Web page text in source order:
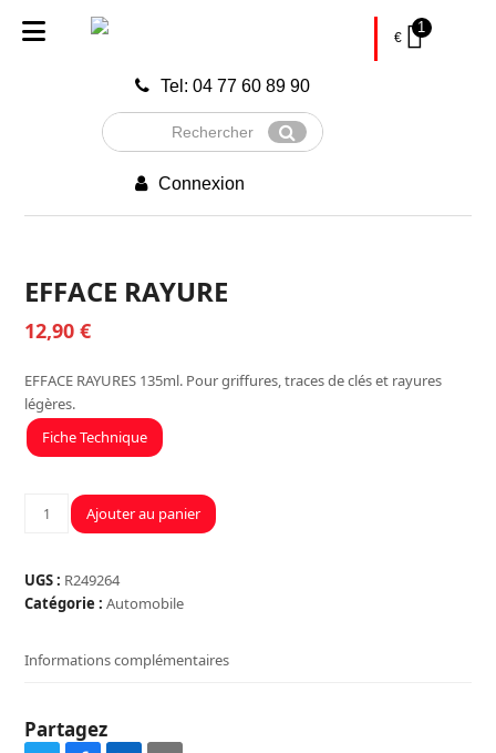
Tel: 04 77 60 89 90
Rechercher
Envoyer
Connexion
€
1
EFFACE RAYURE
12,90€
EFFACE RAYURES 135ml. Pour griffures, traces de clés et rayures
légères.
Fiche Technique
quantité
RAYURE
Ajouter au panier
UGS : R249264
Catégorie : Automobile
Informations complémentaires
Partagez